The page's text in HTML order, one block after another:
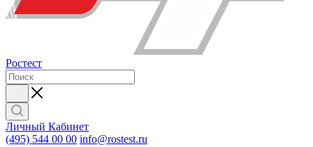
Ростест
Личный Кабинет
(495) 544 00 00 info@rostest.ru